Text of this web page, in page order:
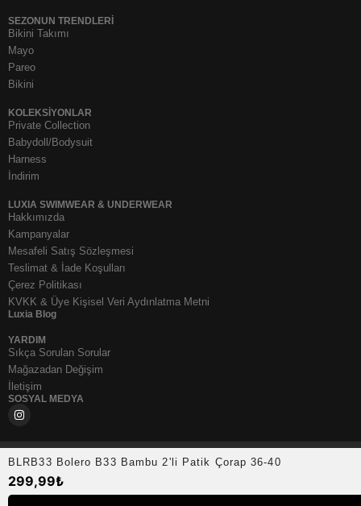
BLRB33 Bolero B33 Bambu 2'li Patik Çorap 36-40
299,99₺
SEZONUN TRENDLERI
Bikini Takımı
Mayo
Pareo
Bikini
KOLEKSIYONLAR
Private Collection
Babydoll/Bodysuit
Harness
İndirim
LUXIA SWIMWEAR & UNDERWEAR
Hakkımızda
Kampanyalar
Mesafeli Satış Sözleşmesi
Teslimat & İade Koşulları
Çerez Politikası
KVKK & Üye Kişisel Veri Aydınlatma Metni
Luxia Blog
YARDIM
Sıkça Sorulan Sorular
Mağazadan Değişim
İletişim
SOSYAL MEDYA